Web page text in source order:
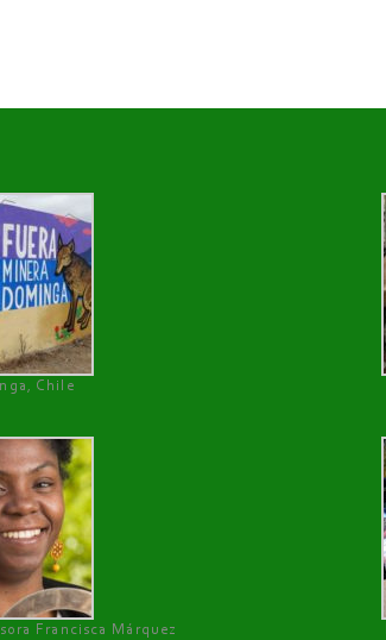
Chile
Francisca Márquez